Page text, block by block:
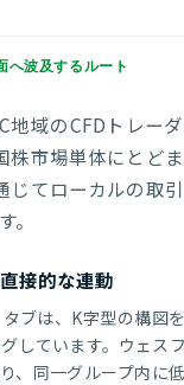
へ波及するルート
地域のCFDトレー
株市場単体にとど
じてローカルの取
接的な連動
ブは、K字型の構図
しています。ウェス
、同一グループ内に